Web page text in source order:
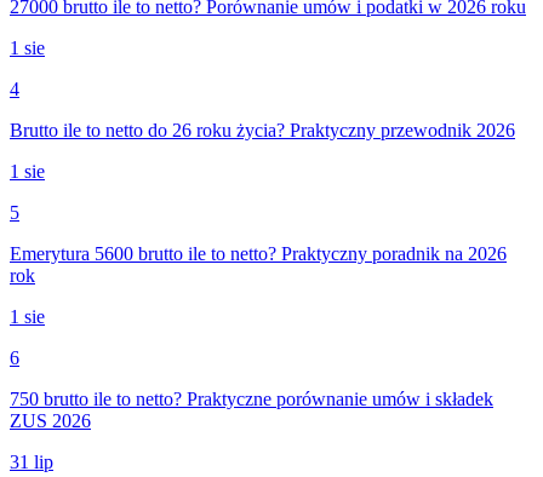
27000 brutto ile to netto? Porównanie umów i podatki w 2026 roku
1 sie
4
Brutto ile to netto do 26 roku życia? Praktyczny przewodnik 2026
1 sie
5
Emerytura 5600 brutto ile to netto? Praktyczny poradnik na 2026
rok
1 sie
6
750 brutto ile to netto? Praktyczne porównanie umów i składek
ZUS 2026
31 lip